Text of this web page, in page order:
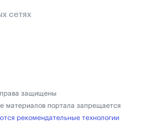
сетях
защищены
материалов портала запрещается
рекомендательные технологии